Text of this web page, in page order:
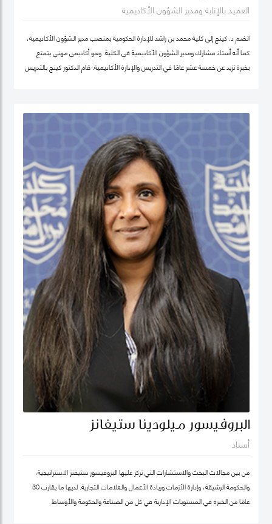
العميد بالإنابة ومدير الشؤون الأكاديمية
انضم د. كينج إلى كلية محمد بن راشد للإدارة الحكومية بمنصب مدير الشؤون الأكاديمية،
كما أنه أستاذ مشارك ومدير الشؤون الأكاديمية في الكلية. وهو أكاديمي مهني يتمتع
بخبرة تزيد عن خمسة عشر عامًا في التدريس والإدارة الأكاديمية. قام الدكتور كينج بالتدريس
في مناصب إدارية مختلفة بما في ذلك رئيس إدارة، ورئيس لجنة الاعتماد، ورئيس مركز
ريادة الأعمال، وعميدًا لجامعة في الكويت مؤخرًا.
البروفيسور ميلودينا ستيفانز
أستاذ
من بين مجالات البحث والاستشارات التي تركز عليها البروفيسور ستيفنز الاستراتيجية،
والحكومة الرشيقة، وإدارة الأزمات وريادة الأعمال والعلامات التجارية. لديها ما يقارب 30
عامًا من الخبرة في المستويات الإدارية في كل من الصناعة والحكومة والأوساط